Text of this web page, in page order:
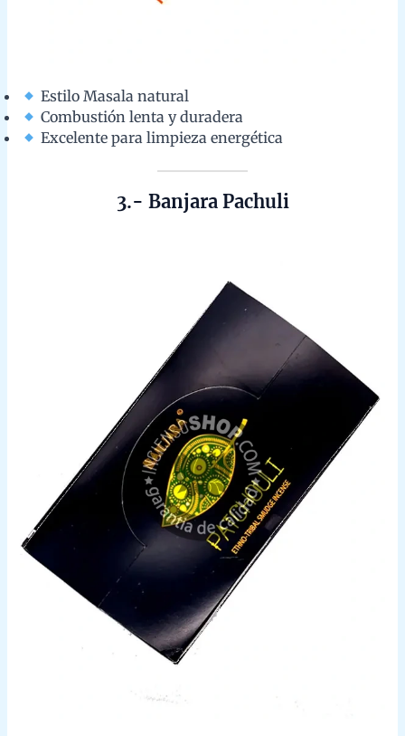
Energía transformadora
Aromas herbales y terrosos
Ideal para protección y sanación
4.- Super Hit
Aroma intenso y afrodisíaco
Propiedades terapéuticas